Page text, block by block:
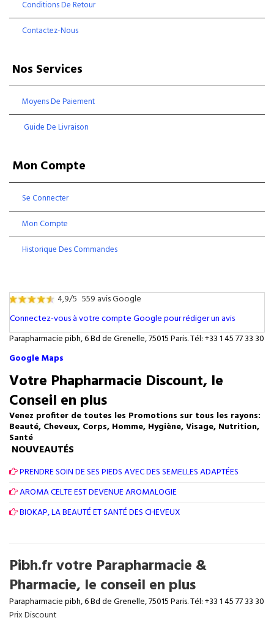
Conditions De Retour
Contactez-Nous
Nos Services
Moyens De Paiement
Guide De Livraison
Mon Compte
Se Connecter
Mon Compte
Historique Des Commandes
4,9/5 559 avis Google
Connectez-vous à votre compte Google pour rédiger un avis
Parapharmacie pibh, 6 Bd de Grenelle, 75015 Paris. Tél: +33 1 45 77 33 30
Google Maps
Votre Phapharmacie Discount, le
Conseil en plus
Venez profiter de toutes les Promotions sur tous les rayons:
Beauté, Cheveux, Corps, Homme, Hygiène, Visage, Nutrition,
Santé
NOUVEAUTÉS
PRENDRE SOIN DE SES PIEDS AVEC DES SEMELLES ADAPTÉES
AROMA CELTE EST DEVENUE AROMALOGIE
BIOKAP, LA BEAUTÉ ET SANTÉ DES CHEVEUX
Pibh.fr votre Parapharmacie &
Pharmacie, le conseil en plus
Parapharmacie pibh, 6 Bd de Grenelle, 75015 Paris. Tél: +33 1 45 77 33 30
Prix Discount